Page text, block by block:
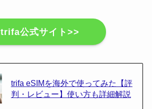
trifa公式サイト>>
trifa eSIMを海外で使ってみた【評
判・レビュー】使い方も詳細解説